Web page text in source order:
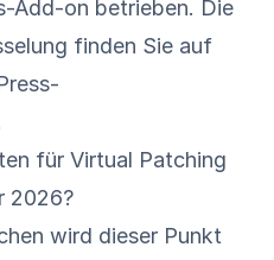
Add-on betrieben. Die
finden Sie auf
für Virtual Patching
2026?
wird dieser Punkt